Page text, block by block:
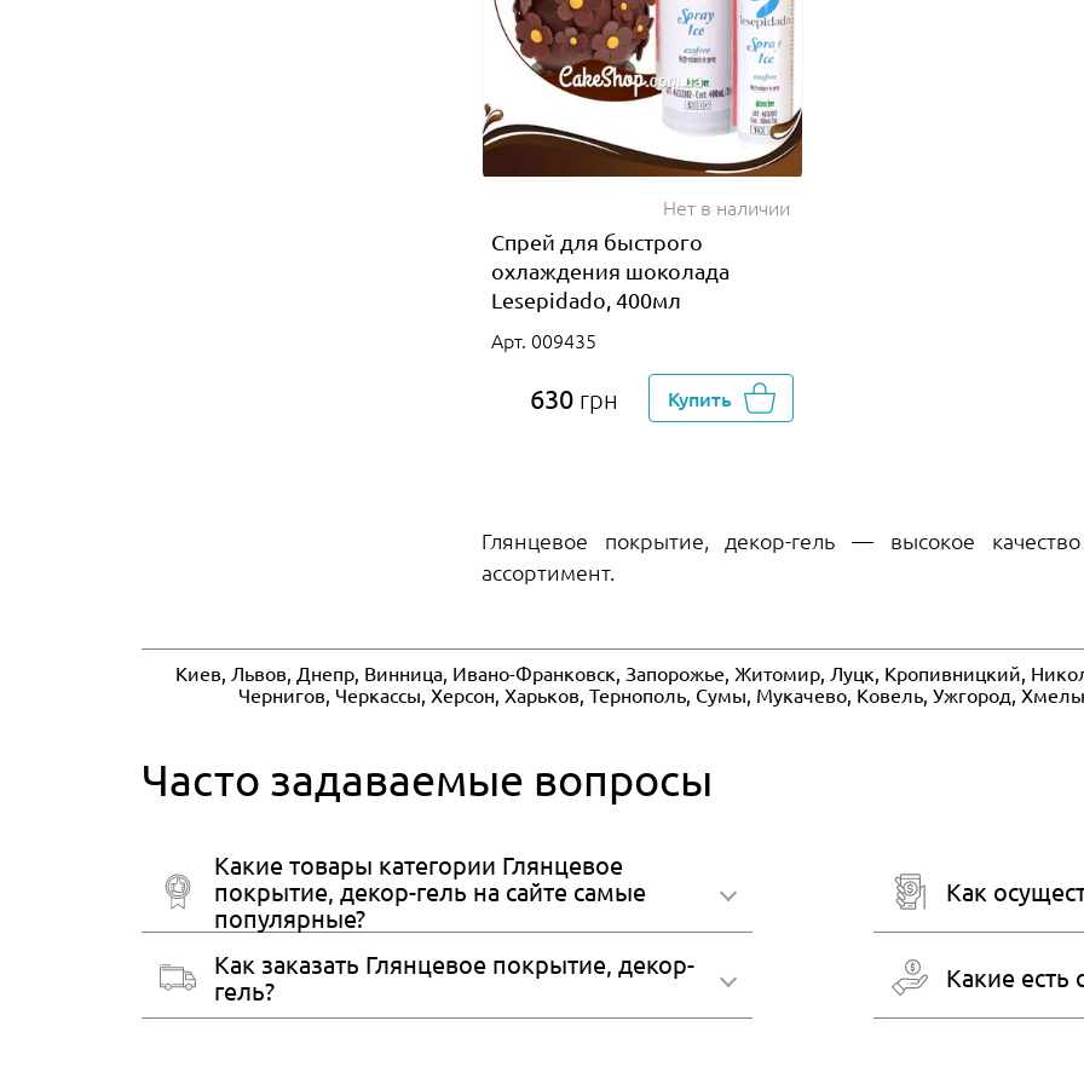
Нет в наличии
Спрей для быстрого
охлаждения шоколада
Lesepidado, 400мл
Арт. 009435
630 грн Купить
Глянцевое покрытие, декор-гель — высокое
ассортимент.
Киев, Львов, Днепр, Винница, Ивано-Франковск, Запорожье, Житомир, Луцк, Кропивницкий,
Чернигов, Черкассы, Херсон, Харьков, Тернополь, Сумы, Мукачево, Ковель, Ужгород,
Часто задаваемые вопросы
Какие товары категории Глянцевое
покрытие, декор-гель на сайте самые
популярные?
Как заказать Глянцевое покрытие, декор-
гель?
Как
Какие есть